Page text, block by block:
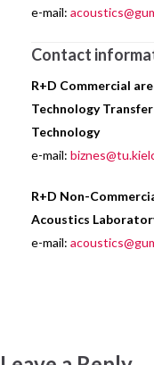
e-mail:
Contact
R+D Commercial
Technology
Technology
e-mail:
R+D Non-
Acoustics
e-mail: